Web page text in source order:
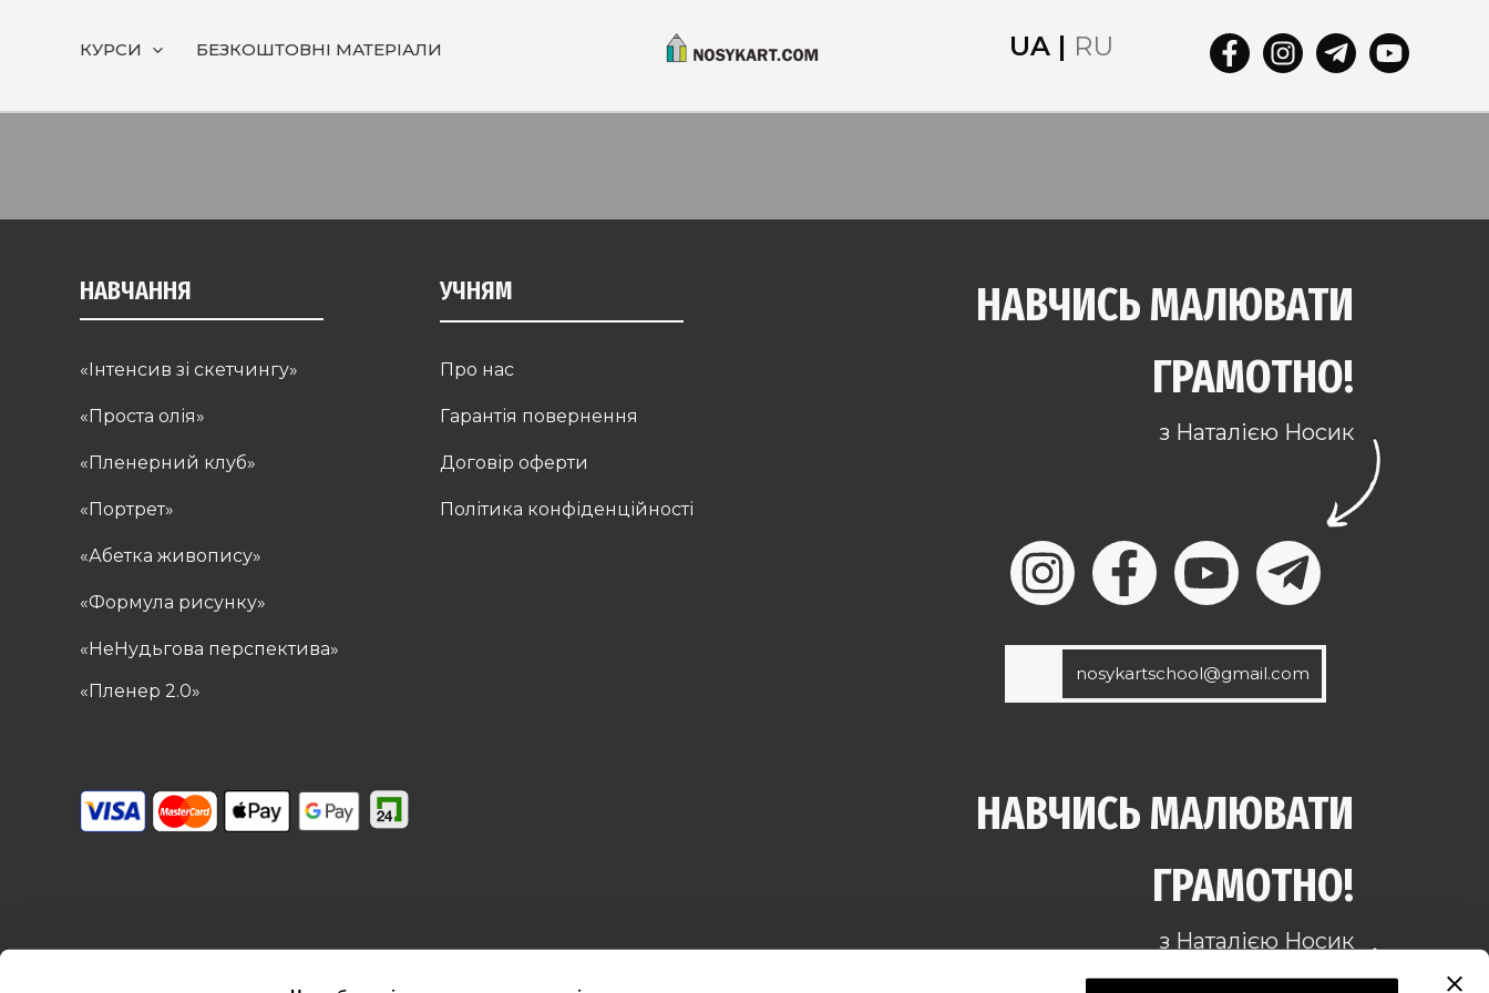
КУРСИ БЕЗКОШТОВНІ МАТЕРІАЛИ UA | RU
НАВЧАННЯ
«Інтенсив зі скетчингу»
«Проста олія»
«Пленерний клуб»
«Портрет»
«Абетка живопису»
«Формула рисунку»
«НеНудьгова перспектива»
«Пленер 2.0»
УЧНЯМ
Про нас
Гарантія повернення
Договір оферти
Політика конфіденційності
НАВЧИСЬ МАЛЮВАТИ
ГРАМОТНО!
з Наталією Носик
nosykartschool@gmail.com
НАВЧИСЬ МАЛЮВАТИ
ГРАМОТНО!
з Наталією Носик
©2019-2026. Nosykart.com